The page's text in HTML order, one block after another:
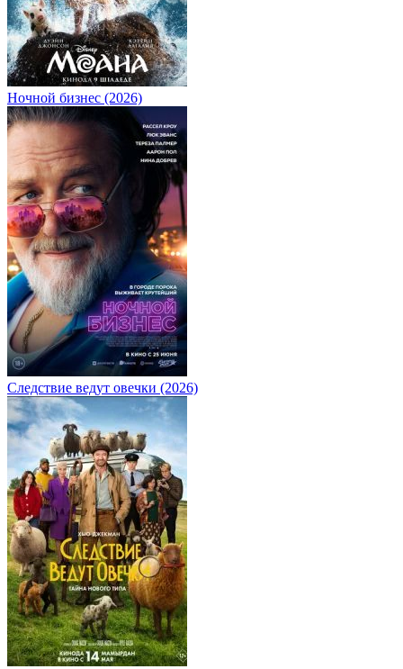
Ночной бизнес (2026)
Следствие ведут овечки (2026)